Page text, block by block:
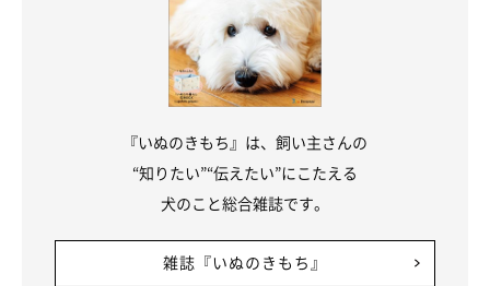
『いぬのきもち』は、飼い主さんの
“知りたい”“伝えたい”にこたえる
犬のこと総合雑誌です。
雑誌『いぬのきもち』